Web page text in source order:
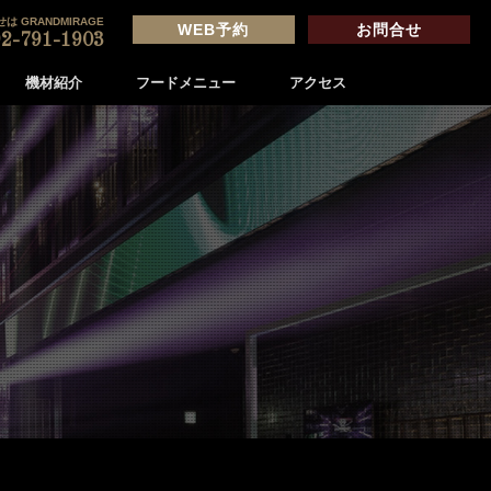
機材紹介 フードメニュー アクセス
は GRANDMIRAGE
791-1903
WEB予約 お問合せ